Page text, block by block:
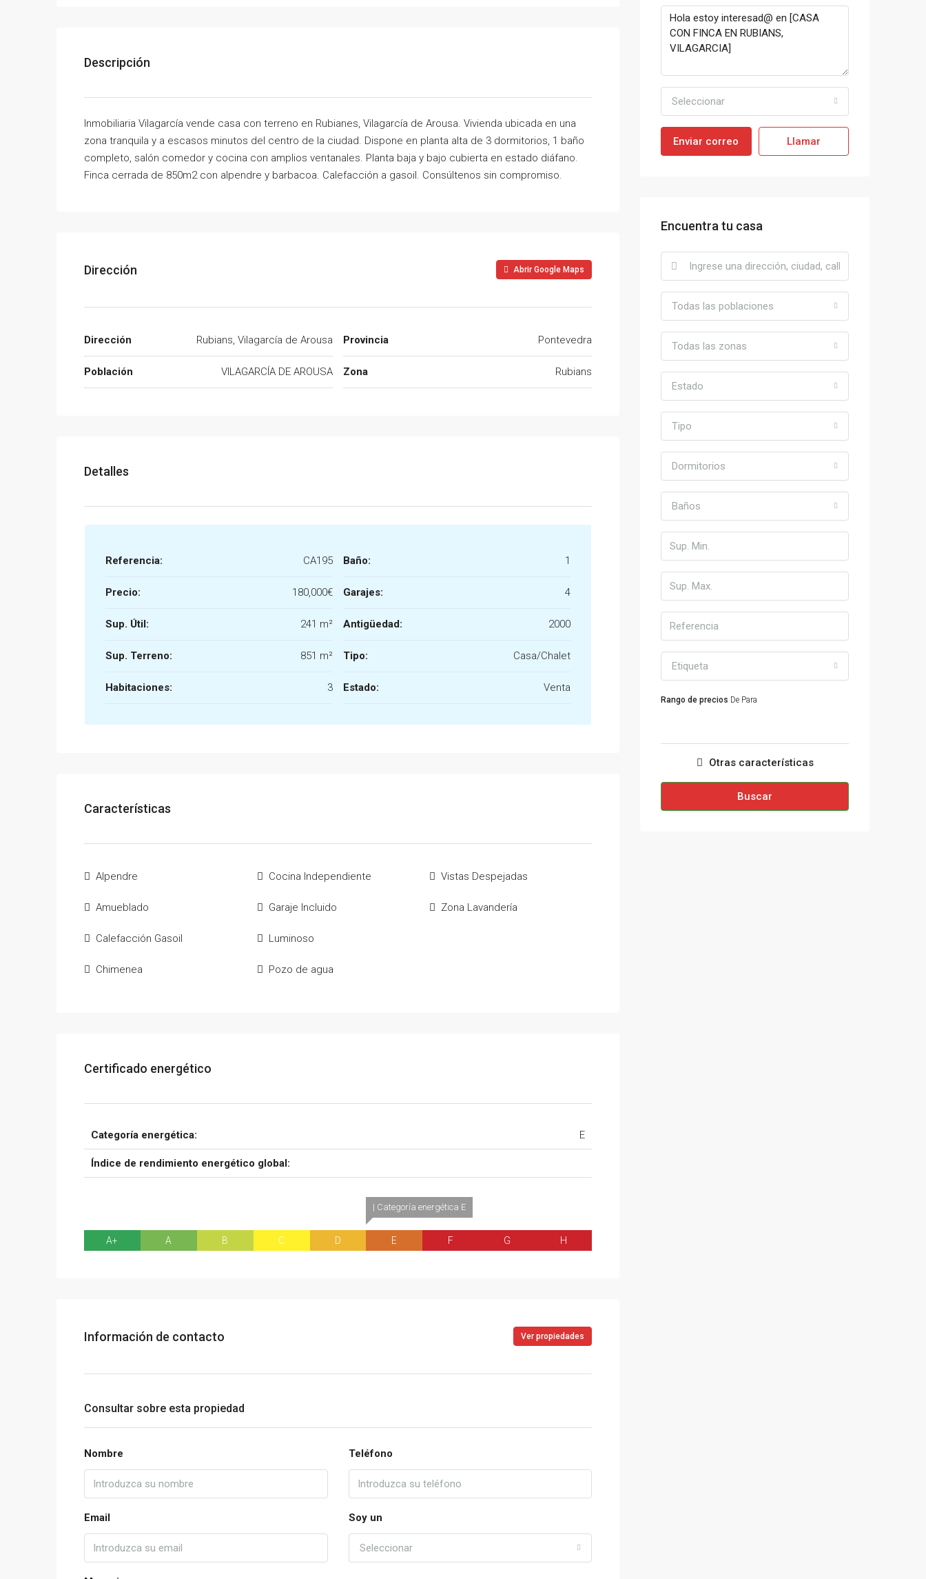
Descripción
Inmobiliaria Vilagarcía vende casa con terreno en Rubianes, Vilagarcía de Arousa. Vivienda ubicada en una
zona tranquila y a escasos minutos del centro de la ciudad. Dispone en planta alta de 3 dormitorios, 1 baño
completo, salón comedor y cocina con amplios ventanales. Planta baja y bajo cubierta en estado diáfano.
Finca cerrada de 850m2 con alpendre y barbacoa. Calefacción a gasoil. Consúltenos sin compromiso.
Dirección Abrir Google Maps
Dirección Rubians, Vilagarcía de Arousa
Población VILAGARCÍA DE AROUSA
Provincia Pontevedra
Zona Rubians
Detalles
Referencia: CA195
Precio: 180,000€
Sup. Útil: 241 m²
Sup. Terreno: 851 m²
Habitaciones: 3
Baño: 1
Garajes: 4
Antigüedad: 2000
Tipo: Casa/Chalet
Estado: Venta
Características
Alpendre
Amueblado
Calefacción Gasoil
Chimenea
Cocina Independiente
Garaje Incluido
Luminoso
Pozo de agua
Vistas Despejadas
Zona Lavandería
Certificado energético
Categoría energética: E
Índice de rendimiento energético global:
A+ A B C D
| Categoría energética E
E F G H
Información de contacto Ver propiedades
Consultar sobre esta propiedad
Nombre Teléfono
Email Soy un
Seleccionar
Seleccionar
Enviar correo Llamar
Encuentra tu casa
Todas las poblaciones
Todas las zonas
Estado
Tipo
Dormitorios
Baños
Etiqueta
Rango de precios De Para
Otras características
Buscar